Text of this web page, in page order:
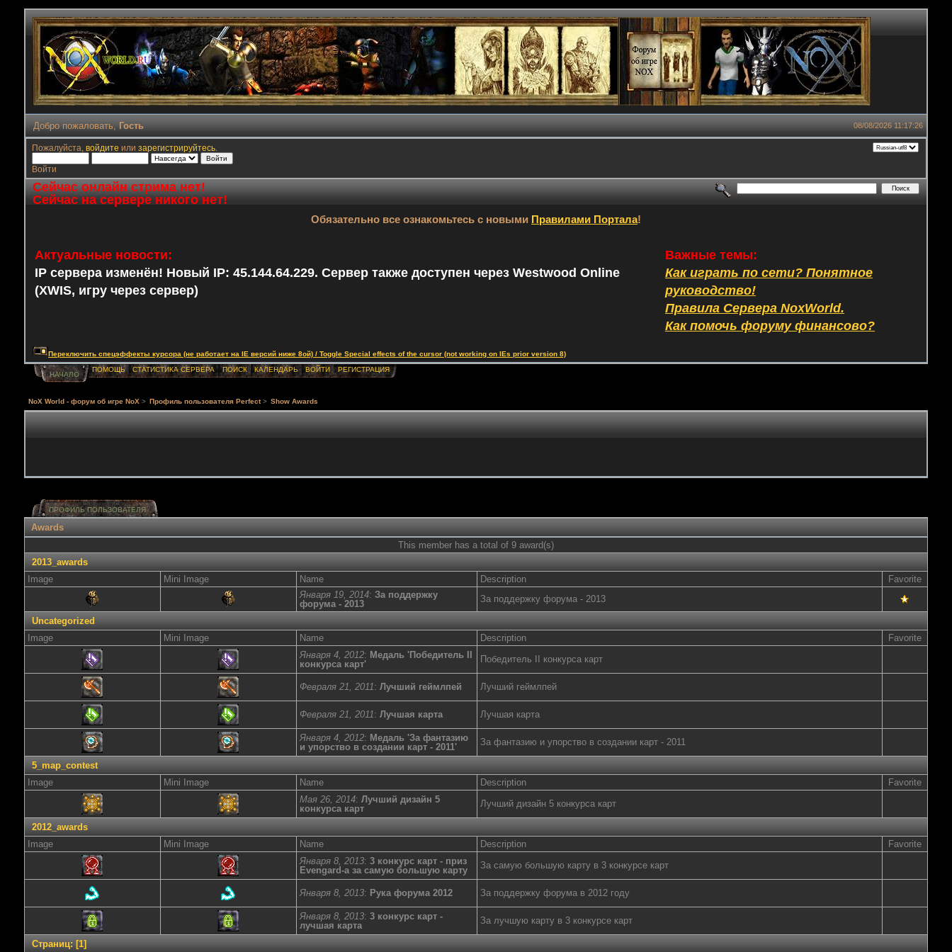
08/08/2026 11:17:26
Добро пожаловать, Гость
Пожалуйста, войдите или зарегистрируйтесь.
Войти
Сейчас онлайн стрима нет!
Сейчас на сервере никого нет!
Обязательно все ознакомьтесь с новыми Правилами Портала!
Актуальные новости:
IP сервера изменён! Новый IP: 45.144.64.229. Сервер также доступен через Westwood Online
(XWIS, игру через сервер)
Важные темы:
Как играть по сети? Понятное
руководство!
Правила Сервера NoxWorld.
Как помочь форуму финансово?
Переключить спецэффекты курсора (не работает на IE версий ниже 8ой) / Toggle Special effects of the cursor (not working on IEs prior version 8)
НАЧАЛО
ПОМОЩЬ СТАТИСТИКА СЕРВЕРА ПОИСК КАЛЕНДАРЬ ВОЙТИ РЕГИСТРАЦИЯ
NoX World - форум об игре NoX > Профиль пользователя Perfect> Show Awards
ПРОФИЛЬ ПОЛЬЗОВАТЕЛЯ
Awards
This member has a total of 9 award(s)
2013_awards
Image
Mini Image Name Description
Favorite
Января 19, 2014: За поддержку
форума - 2013
За поддержку форума - 2013
Uncategorized
Image
Mini Image Name Description
Favorite
Января 4, 2012: Медаль 'Победитель II
конкурса карт'
Победитель II конкурса карт
Февраля 21, 2011: Лучший геймлпей Лучший геймлпей
Февраля 21, 2011: Лучшая карта Лучшая карта
Января 4, 2012: Медаль 'За фантазию
и упорство в создании карт - 2011'
За фантазию и упорство в создании карт - 2011
5_map_contest
Image
Mini Image Name Description
Favorite
Мая 26, 2014: Лучший дизайн 5
конкурса карт
Лучший дизайн 5 конкурса карт
2012_awards
Image
Mini Image Name Description
Favorite
Января 8, 2013: 3 конкурс карт - приз
Evengard-а за самую большую карту
За самую большую карту в 3 конкурсе карт
Января 8, 2013: Рука форума 2012 За поддержку форума в 2012 году
Января 8, 2013: 3 конкурс карт -
лучшая карта
За лучшую карту в 3 конкурсе карт
Страниц: [1]